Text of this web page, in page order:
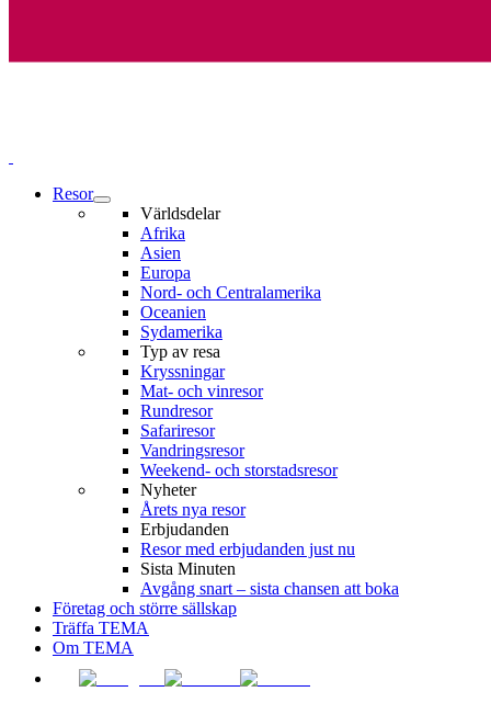
Resor
Världsdelar
Afrika
Asien
Europa
Nord- och Centralamerika
Oceanien
Sydamerika
Typ av resa
Kryssningar
Mat- och vinresor
Rundresor
Safariresor
Vandringsresor
Weekend- och storstadsresor
Nyheter
Årets nya resor
Erbjudanden
Resor med erbjudanden just nu
Sista Minuten
Avgång snart – sista chansen att boka
Företag och större sällskap
Träffa TEMA
Om TEMA